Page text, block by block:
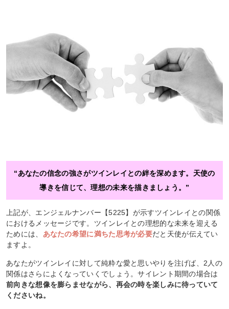
“あなたの信念の強さがツインレイとの絆を深めます。天使の
導きを信じて、理想の未来を描きましょう。”
上記が、エンジェルナンバー【5225】が示すツインレイとの関係
におけるメッセージです。ツインレイとの理想的な未来を迎える
ためには、 あなたの希望に満ちた思考が必要だと天使が伝えてい
ますよ。
あなたがツインレイに対して純粋な愛と思いやりを注げば、2人の
関係はさらによくなっていくでしょう。サイレント期間の場合は
前向きな想像を膨らませながら、再会の時を楽しみに待っていて
くださいね。